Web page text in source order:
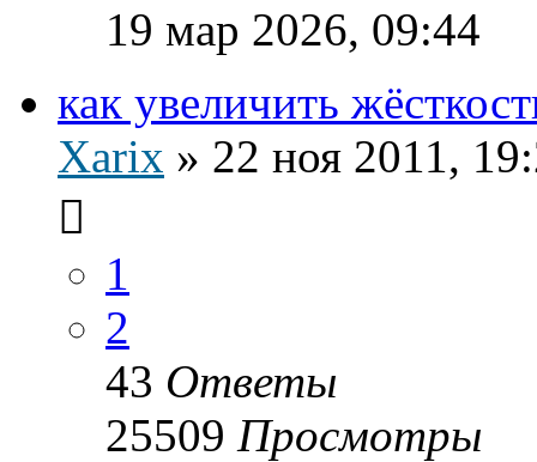
19 мар 2026, 09:44
как увеличить
Xarix » 22 ноя 2011,
1
2
43 Ответы
25509 Просмотры